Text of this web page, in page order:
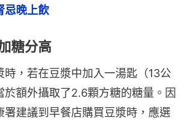
忌晚上飲
糖分高
時，若在豆漿中加入一湯匙（13公
於額外攝取了2.6顆方糖的糖量。因
署建議到早餐店購買豆漿時，應選